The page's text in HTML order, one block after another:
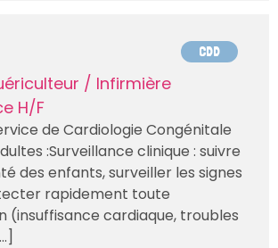
CDD
/ Infirmière
H/F
de Cardiologie Congénitale
:Surveillance clinique : suivre
des enfants, surveiller les signes
rapidement toute
(insuffisance cardiaque, troubles